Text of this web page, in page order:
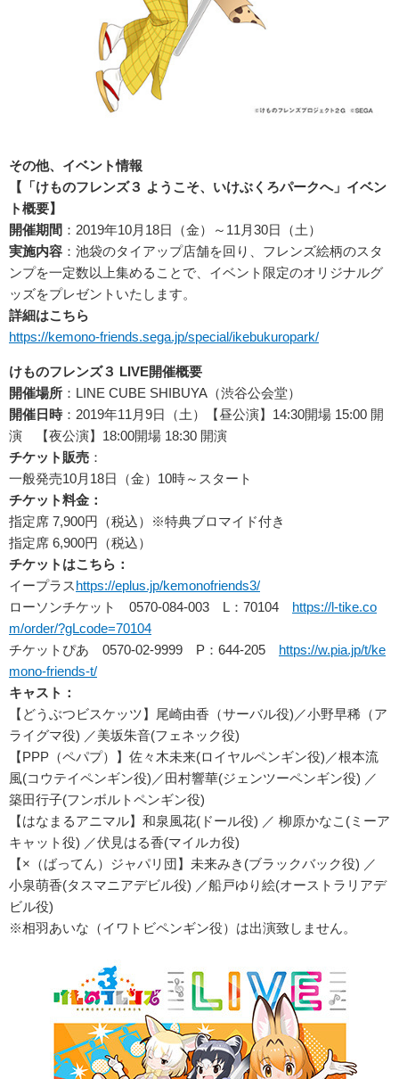
その他、イベント情報
【「けものフレンズ３ ようこそ、いけぶくろパークへ」イベン
ト概要】
開催期間 ：2019年10月18日（金）～11月30日（土）
実施内容 ：池袋のタイアップ店舗を回り、フレンズ絵柄のスタ
ンプを一定数以上集めることで、イベント限定のオリジナルグ
ッズをプレゼントいたします。
詳細はこちら
https://kemono-friends.sega.jp/special/ikebukuropark/
けものフレンズ３ LIVE開催概要
開催場所 ：LINE CUBE SHIBUYA（渋谷公会堂）
開催日時：2019年11月9日（土）【昼公演】14:30開場 15:00 開
演 【夜公演】18:00開場 18:30 開演
チケット販売 ：
一般発売10月18日（金）10時～スタート
チケット料金：
指定席 7,900円（税込）※特典ブロマイド付き
指定席 6,900円（税込）
チケットはこちら：
イープラスhttps://eplus.jp/kemonofriends3/
ローソンチケット 0570-084-003 L：70104 https://l-tike.co
m/order/?gLcode=70104
チケットぴあ 0570-02-9999 P：644-205 https://w.pia.jp/t/ke
mono-friends-t/
キャスト：
【どうぶつビスケッツ】尾崎由香（サーバル役)／小野早稀（ア
ライグマ役) ／美坂朱音(フェネック役)
【PPP（ペパプ）】佐々木未来(ロイヤルペンギン役)／根本流
風(コウテイペンギン役)／田村響華(ジェンツーペンギン役) ／
築田行子(フンボルトペンギン役)
【はなまるアニマル】和泉風花(ドール役) ／ 柳原かなこ(ミーア
キャット役) ／伏見はる香(マイルカ役)
【×（ばってん）ジャパリ団】未来みき(ブラックバック役) ／
小泉萌香(タスマニアデビル役) ／船戸ゆり絵(オーストラリアデ
ビル役)
※相羽あいな（イワトビペンギン役）は出演致しません。